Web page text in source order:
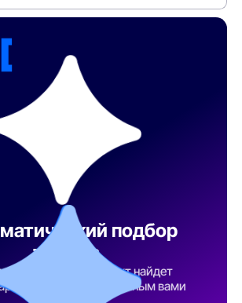
подбор
тарифа
интеллект найдет
план по указанным вами